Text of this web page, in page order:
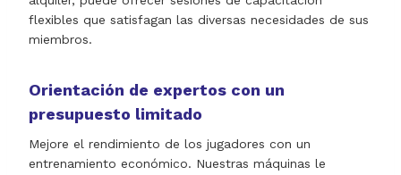
flexibles que satisfagan las diversas necesidades de sus
miembros.
Orientación de expertos con un
presupuesto limitado
Mejore el rendimiento de los jugadores con un
entrenamiento económico. Nuestras máquinas le